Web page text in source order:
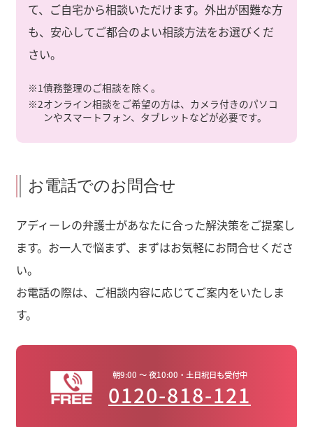
て、ご自宅から相談いただけます。外出が困難な方
も、安心してご都合のよい相談方法をお選びくだ
さい。
※1債務整理のご相談を除く。
※2オンライン相談をご希望の方は、カメラ付きのパソコ
ンやスマートフォン、タブレットなどが必要です。
お電話でのお問合せ
アディーレの弁護士があなたに合った解決策をご提案し
ます。お一人で悩まず、まずはお気軽にお問合せくださ
い。
お電話の際は、ご相談内容に応じてご案内をいたしま
す。
朝9:00 ～ 夜10:00・土日祝日も受付中
0120-818-121